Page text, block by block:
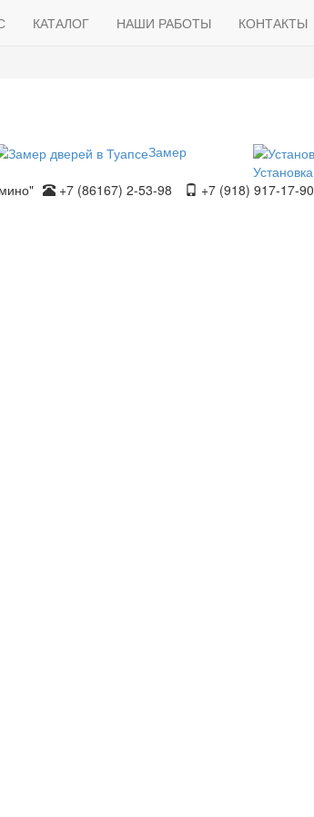
КАТАЛОГ НАШИ РАБОТЫ КОНТАКТЫ
Замер
Установка
+7 (86167) 2-53-98 +7 (918) 917-17-90